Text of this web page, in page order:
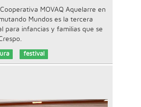
MOVAQ Aquelarre en
Mundos es la tercera
para infancias y familias que se
festival